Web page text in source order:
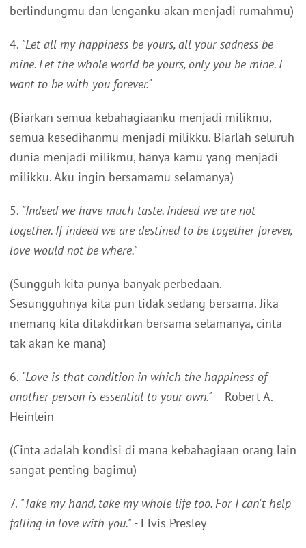
berlindungmu dan lenganku akan menjadi rumahmu)
4. "Let all my happiness be yours, all your sadness be
mine. Let the whole world be yours, only you be mine. I
want to be with you forever."
(Biarkan semua kebahagiaanku menjadi milikmu,
semua kesedihanmu menjadi milikku. Biarlah seluruh
dunia menjadi milikmu, hanya kamu yang menjadi
milikku. Aku ingin bersamamu selamanya)
5. "Indeed we have much taste. Indeed we are not
together. If indeed we are destined to be together forever,
love would not be where."
(Sungguh kita punya banyak perbedaan.
Sesungguhnya kita pun tidak sedang bersama. Jika
memang kita ditakdirkan bersama selamanya, cinta
tak akan ke mana)
6. "Love is that condition in which the happiness of
another person is essential to your own."- Robert A.
Heinlein
(Cinta adalah kondisi di mana kebahagiaan orang lain
sangat penting bagimu)
7. "Take my hand, take my whole life too. For I can't help
falling in love with you."- Elvis Presley